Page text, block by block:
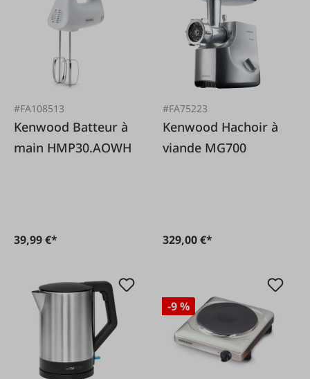
#FA108513
Kenwood Batteur à
main HMP30.AOWH
39,99 €*
#FA75223
Kenwood Hachoir à
viande MG700
329,00 €*
-9 %